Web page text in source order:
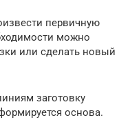
первичную
можно
или сделать новый
заготовку
основа.